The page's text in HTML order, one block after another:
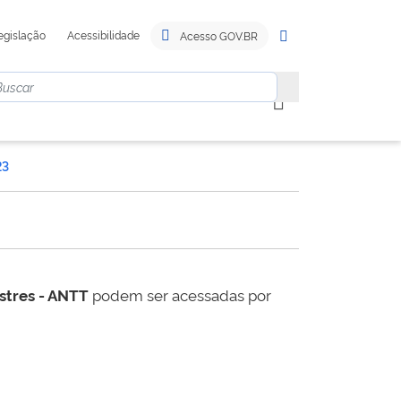
Acessibilidade Acesso GOV.BR
- ANTT podem ser acessadas por